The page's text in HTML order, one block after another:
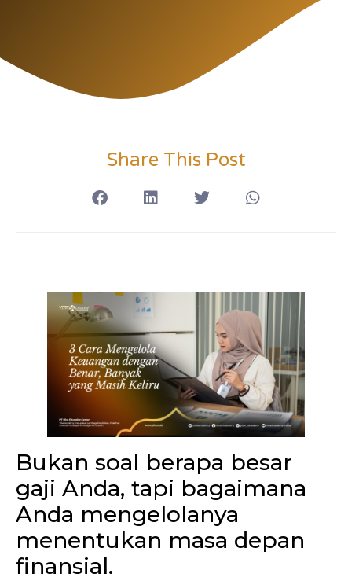
Share This Post
Bukan soal berapa besar
gaji Anda, tapi bagaimana
Anda mengelolanya
menentukan masa depan
finansial.